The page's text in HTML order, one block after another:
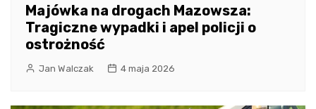
Majówka na drogach Mazowsza:
Tragiczne wypadki i apel policji o
ostrożność
Jan Walczak 4 maja 2026